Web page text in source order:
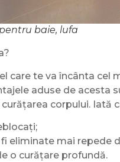
baie, lufa
care te va încânta
aduse de
corpului.
eliminate mai repede
o curățare profundă.